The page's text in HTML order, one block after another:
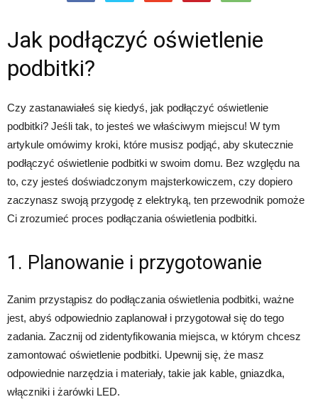
Jak podłączyć oświetlenie
podbitki?
Czy zastanawiałeś się kiedyś, jak podłączyć oświetlenie
podbitki? Jeśli tak, to jesteś we właściwym miejscu! W tym
artykule omówimy kroki, które musisz podjąć, aby skutecznie
podłączyć oświetlenie podbitki w swoim domu. Bez względu na
to, czy jesteś doświadczonym majsterkowiczem, czy dopiero
zaczynasz swoją przygodę z elektryką, ten przewodnik pomoże
Ci zrozumieć proces podłączania oświetlenia podbitki.
1. Planowanie i przygotowanie
Zanim przystąpisz do podłączania oświetlenia podbitki, ważne
jest, abyś odpowiednio zaplanował i przygotował się do tego
zadania. Zacznij od zidentyfikowania miejsca, w którym chcesz
zamontować oświetlenie podbitki. Upewnij się, że masz
odpowiednie narzędzia i materiały, takie jak kable, gniazdka,
włączniki i żarówki LED.